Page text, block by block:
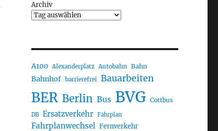
Archiv
A100 Alexanderplatz Autobahn Bahn
Bahnhof barrierefrei Bauarbeiten
BER Berlin Bus BVG Cottbus
DB Ersatzverkehr Fahrplan
Fahrplanwechsel Fernverkehr